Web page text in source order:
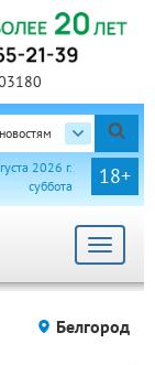
18+
2026 г.
суббота
Toggle
Белгород